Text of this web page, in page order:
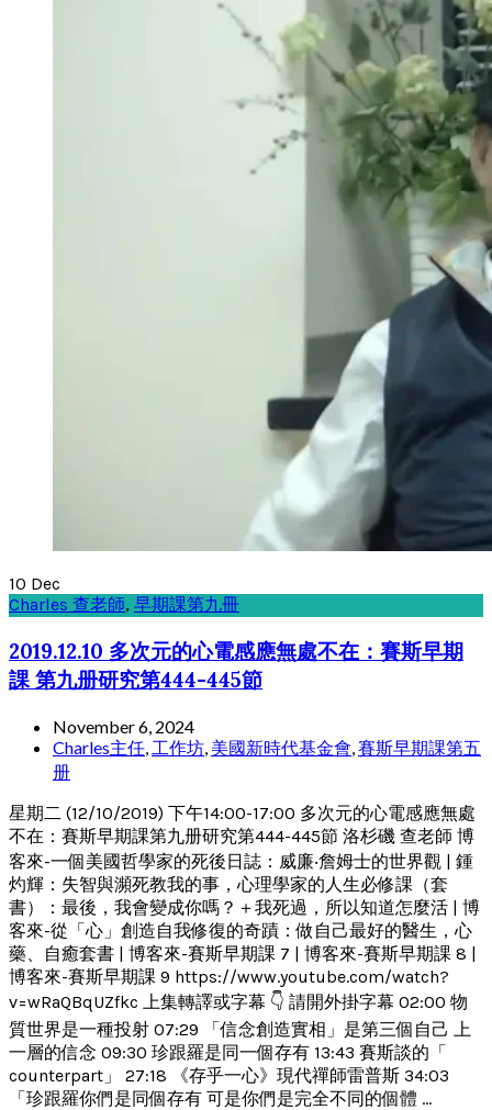
10 Dec
Charles 查老師, 早期課第九冊
2019.12.10 多次元的心電感應無處不在：賽斯早期
課 第九册研究第444-445節
November 6, 2024
Charles主任 工作坊 美國新時代基金會 賽斯早期課第五
册
星期二 (12/10/2019) 下午14:00-17:00 多次元的心電感應無處
不在：賽斯早期課第九册研究第444-445節 洛杉磯 查老師 博
客來-一個美國哲學家的死後日誌：威廉‧詹姆士的世界觀 | 鍾
灼輝：失智與瀕死教我的事，心理學家的人生必修課（套
書）：最後，我會變成你嗎？＋我死過，所以知道怎麼活 | 博
客來-從「心」創造自我修復的奇蹟：做自己最好的醫生，心
藥、自癒套書 | 博客來-賽斯早期課 7 | 博客來-賽斯早期課 8 |
博客來-賽斯早期課 9 https://www.youtube.com/watch?
v=wRaQBqUZfkc 上集轉譯或字幕 👇 請開外掛字幕 02:00 物
質世界是一種投射 07:29 「信念創造實相」是第三個自己 上
一層的信念 09:30 珍跟羅是同一個存有 13:43 賽斯談的「
counterpart」 27:18 《存乎一心》現代禪師雷普斯 34:03
「珍跟羅你們是同個存有 可是你們是完全不同的個體 ...